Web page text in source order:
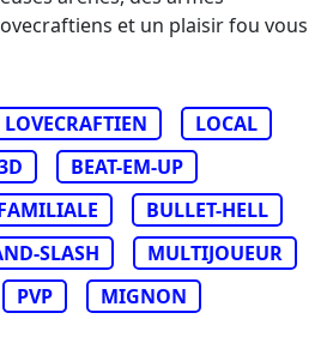
et un plaisir fou vous
LOVECRAFTIEN
LOCAL
BEAT-EM-UP
BULLET-HELL
SLASH
MULTIJOUEUR
PVP
MIGNON